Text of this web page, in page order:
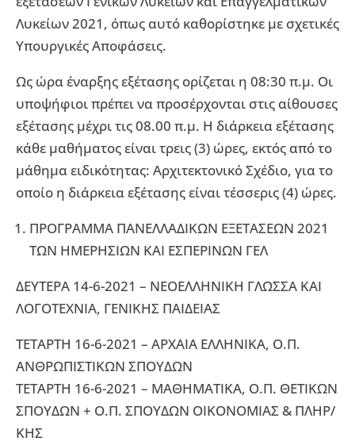
Λυκείων 2021, όπως αυτό καθορίστηκε με σχετικές
Υπουργικές Αποφάσεις.
Ως ώρα έναρξης εξέτασης ορίζεται η 08:30 π.μ. Οι
υποψήφιοι πρέπει να προσέρχονται στις αίθουσες
εξέτασης μέχρι τις 08.00 π.μ. Η διάρκεια εξέτασης
κάθε μαθήματος είναι τρεις (3) ώρες, εκτός από το
μάθημα ειδικότητας: Αρχιτεκτονικό Σχέδιο, για το
οποίο η διάρκεια εξέτασης είναι τέσσερις (4) ώρες.
ΠΡΟΓΡΑΜΜΑ ΠΑΝΕΛΛΑΔΙΚΩΝ ΕΞΕΤΑΣΕΩΝ 2021
ΤΩΝ ΗΜΕΡΗΣΙΩΝ ΚΑΙ ΕΣΠΕΡΙΝΩΝ ΓΕΛ
ΔΕΥΤΕΡΑ 14-6-2021 – ΝΕΟΕΛΛΗΝΙΚΗ ΓΛΩΣΣΑ ΚΑΙ
ΛΟΓΟΤΕΧΝΙΑ, ΓΕΝΙΚΗΣ ΠΑΙΔΕΙΑΣ
ΤΕΤΑΡΤΗ 16-6-2021 – ΑΡΧΑΙΑ ΕΛΛΗΝΙΚΑ, Ο.Π.
ΑΝΘΡΩΠΙΣΤΙΚΩΝ ΣΠΟΥΔΩΝ
ΤΕΤΑΡΤΗ 16-6-2021 – ΜΑΘΗΜΑΤΙΚΑ, Ο.Π. ΘΕΤΙΚΩΝ
ΣΠΟΥΔΩΝ + Ο.Π. ΣΠΟΥΔΩΝ ΟΙΚΟΝΟΜΙΑΣ & ΠΛΗΡ/
ΚΗΣ